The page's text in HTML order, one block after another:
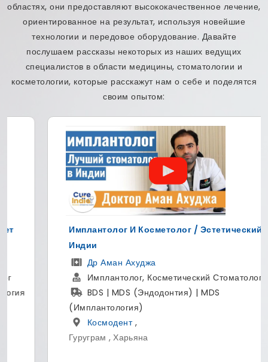
областях, они предоставляют высококачественное лечение,
ориентированное на результат, используя новейшие
технологии и передовое оборудование. Давайте
послушаем рассказы некоторых из наших ведущих
специалистов в области медицины, стоматологии и
косметологии, которые расскажут нам о себе и поделятся
своим опытом:
Имплантолог И Косметолог / Эстетический В
Др Аман Ахуджа
Имплантолог, Косметический Стоматолог
BDS | MDS (Эндодонтия) | MDS
(Имплантология)
Космодент,
Гуруграм , Харьяна